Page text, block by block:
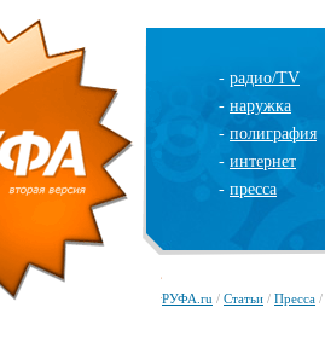
- радио/TV
- наружка
- полиграфия
- интернет
- пресса
РУФА.ru / Статьи / Пресса /